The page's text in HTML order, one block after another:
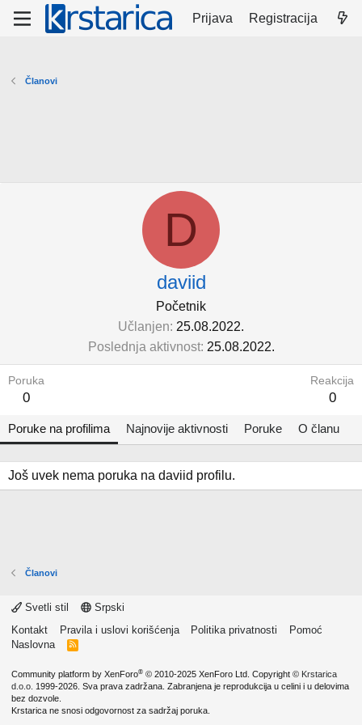
Prijava Registracija
Članovi
D
daviid
Početnik
Učlanjen 25.08.2022.
Poslednja aktivnost 25.08.2022.
Poruka
0
Reakcija
0
Poruke na profilima Najnovije aktivnosti Poruke O članu
Još uvek nema poruka na daviid profilu.
Članovi
Svetli stil
Srpski
Kontakt
Pravila i uslovi korišćenja Politika privatnosti
Pomoć
Naslovna
R
Community platform by XenForo® © 2010-2025 XenForo Ltd. Copyright © Krstarica
d.o.o. 1999-2026. Sva prava zadržana. Zabranjena je reprodukcija u celini i u delovima
bez dozvole.
Krstarica ne snosi odgovornost za sadržaj poruka.